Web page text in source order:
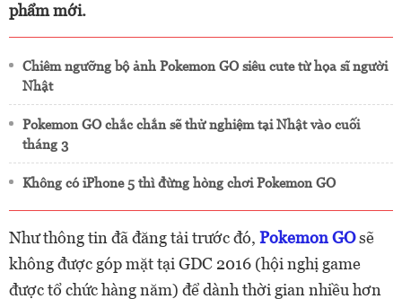
phẩm mới.
Chiêm ngưỡng bộ ảnh Pokemon GO siêu cute từ họa sĩ người
Nhật
Pokemon GO chắc chắn sẽ thử nghiệm tại Nhật vào cuối
tháng 3
Không có iPhone 5 thì đừng hòng chơi Pokemon GO
Như thông tin đã đăng tải trước đó, Pokemon GOsẽ
không được góp mặt tại GDC 2016 (hội nghị game
được tổ chức hàng năm) để dành thời gian nhiều hơn